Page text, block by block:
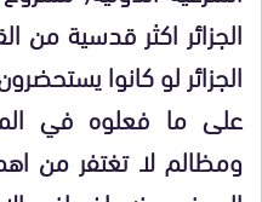
الجزائر اكثر قدسية من
الجزائر لو كانوا
على ما فعلوه في
ومظالم لا تغتفر من